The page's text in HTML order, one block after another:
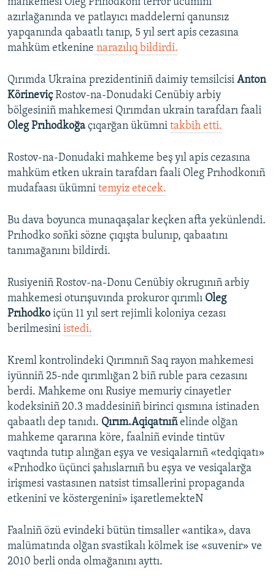
720p 1080p
1080p
azırlağanında ve patlayıcı maddelerni qanunsız
yapqanında qabaatlı tanıp, 5 yıl sert apis cezasına
mahküm etkenine narazılıq bildirdi.
Qırımda Ukraina prezidentiniñ daimiy temsilcisi Anton
KörineviçRostov-na-Donudaki Cenübiy arbiy
bölgesiniñ mahkemesi Qırımdan ukrain tarafdarı faali
Oleg Prıhodkoğa çıqarğan ükümni takbih etti.
Rostov-na-Donudaki mahkeme beş yıl apis cezasına
mahküm etken ukrain tarafdarı faali Oleg Prıhodkonıñ
mudafaası ükümni temyiz etecek.
Bu dava boyunca munaqaşalar keçken afta yekünlendi.
Prıhodko soñki sözne çıqışta bulunıp, qabaatını
tanımağanını bildirdi.
Rusiyeniñ Rostov-na-Donu Cenübiy okrugınıñ arbiy
mahkemesi oturışuvında prokuror qırımlı Oleg
Prıhodko içün 11 yıl sert rejimli koloniya cezası
berilmesini istedi.
Kreml kontrolindeki Qırımnıñ Saq rayon mahkemesi
iyünniñ 25-nde qırımlığan 2 biñ ruble para cezasını
berdi. Mahkeme onı Rusiye memuriy cinayetler
kodeksiniñ 20.3 maddesiniñ birinci qısmına istinaden
qabaatlı dep tanıdı. Qırım.Aqiqatnıñelinde olğan
mahkeme qararına köre, faalniñ evinde tintüv
vaqtında tutıp alınğan eşya ve vesiqalarnıñ «tedqiqatı»
«Prıhodko üçünci şahıslarnıñ bu eşya ve vesiqalarğa
irişmesi vastasınen natsist timsallerini propaganda
etkenini ve köstergenini» işaretlemekteN
Faalniñ özü evindeki bütün timsaller «antika», dava
malümatında olğan svastikalı kölmek ise «suvenir» ve
2010 berli onda olmağanını ayttı.